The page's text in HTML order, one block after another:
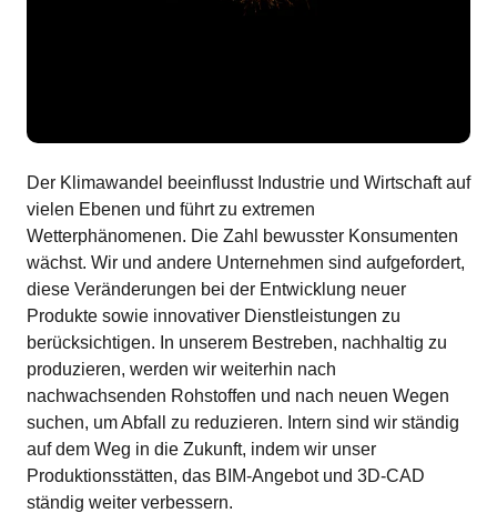
Der Klimawandel beeinflusst Industrie und Wirtschaft auf
vielen Ebenen und führt zu extremen
Wetterphänomenen. Die Zahl bewusster Konsumenten
wächst. Wir und andere Unternehmen sind aufgefordert,
diese Veränderungen bei der Entwicklung neuer
Produkte sowie innovativer Dienstleistungen zu
berücksichtigen. In unserem Bestreben, nachhaltig zu
produzieren, werden wir weiterhin nach
nachwachsenden Rohstoffen und nach neuen Wegen
suchen, um Abfall zu reduzieren. Intern sind wir ständig
auf dem Weg in die Zukunft, indem wir unser
Produktionsstätten, das BIM-Angebot und 3D-CAD
ständig weiter verbessern.